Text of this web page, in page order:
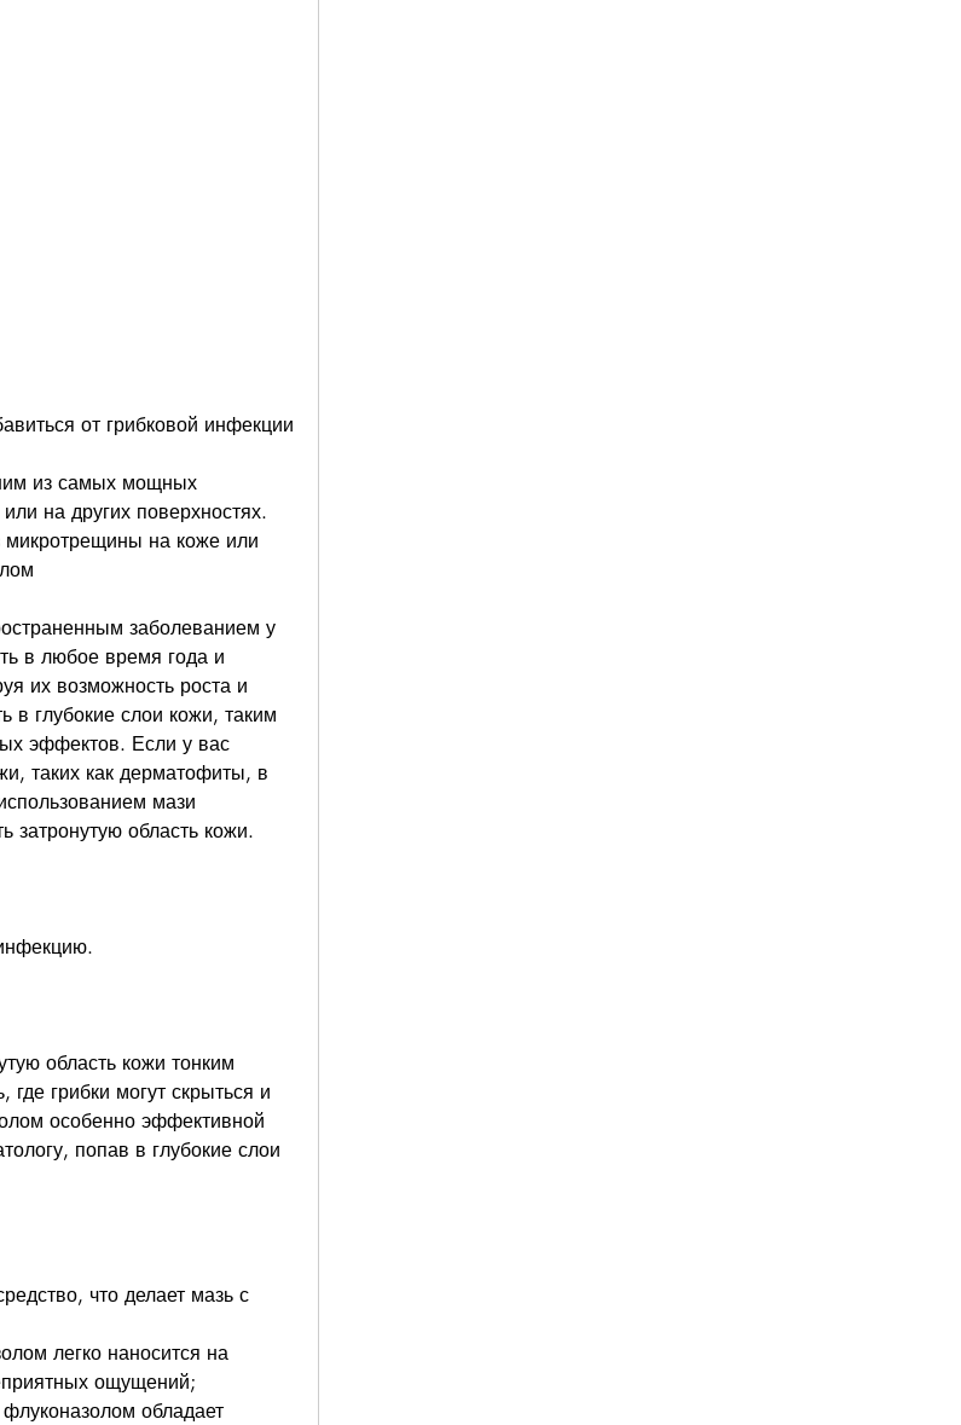
из самых мощных
на других поверхностях.
микротрещины на коже или
заболеванием у
в любое время года и
их возможность роста и
в глубокие слои кожи, таким
эффектов. Если у вас
таких как дерматофиты, в
мази
затронутую область кожи.
область кожи тонким
грибки могут скрыться и
особенно эффективной
попав в глубокие слои
что делает мазь с
легко наносится на
ощущений;
обладает